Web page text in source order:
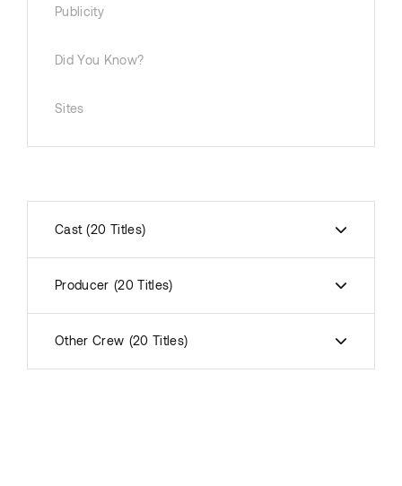
Publicity
Did You Know?
Sites
Cast 20 Titles
Producer 20 Titles
Other Crew 20 Titles